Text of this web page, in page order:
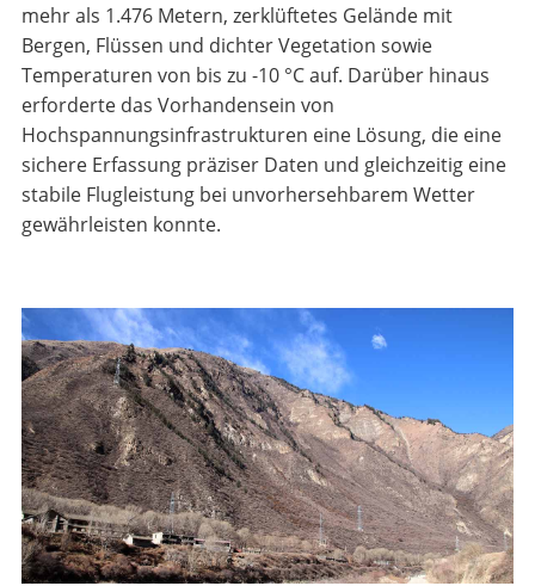
mehr als 1.476 Metern, zerklüftetes Gelände mit
Bergen, Flüssen und dichter Vegetation sowie
Temperaturen von bis zu -10 °C auf. Darüber hinaus
erforderte das Vorhandensein von
Hochspannungsinfrastrukturen eine Lösung, die eine
sichere Erfassung präziser Daten und gleichzeitig eine
stabile Flugleistung bei unvorhersehbarem Wetter
gewährleisten konnte.